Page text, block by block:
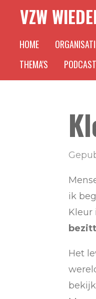
naar
VZW
HOME
THEMA'S
PODCAST
ik
Kleur
Het